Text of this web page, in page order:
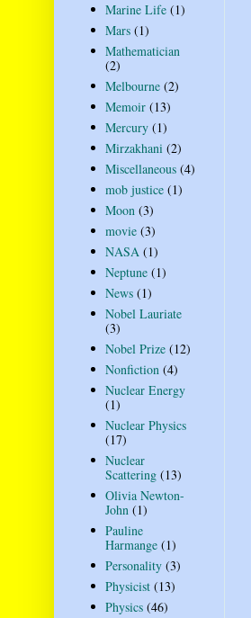
Marine Life (1)
Mars (1)
Mathematician
(2)
Melbourne (2)
Memoir (13)
Mercury (1)
Mirzakhani (2)
Miscellaneous (4)
mob justice (1)
Moon (3)
movie (3)
NASA (1)
Neptune (1)
News (1)
Nobel Lauriate
(3)
Nobel Prize (12)
Nonfiction (4)
Nuclear Energy
(1)
Nuclear Physics
(17)
Nuclear
Scattering (13)
Olivia Newton-
John (1)
Pauline
Harmange (1)
Personality (3)
Physicist (13)
Physics (46)